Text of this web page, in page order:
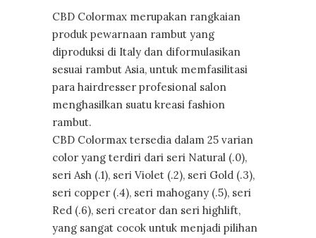
CBD Colormax merupakan rangkaian
produk pewarnaan rambut yang
diproduksi di Italy dan diformulasikan
sesuai rambut Asia, untuk memfasilitasi
para hairdresser profesional salon
menghasilkan suatu kreasi fashion
rambut.
CBD Colormax tersedia dalam 25 varian
color yang terdiri dari seri Natural (.0),
seri Ash (.1), seri Violet (.2), seri Gold (.3),
seri copper (.4), seri mahogany (.5), seri
Red (.6), seri creator dan seri highlift,
yang sangat cocok untuk menjadi pilihan